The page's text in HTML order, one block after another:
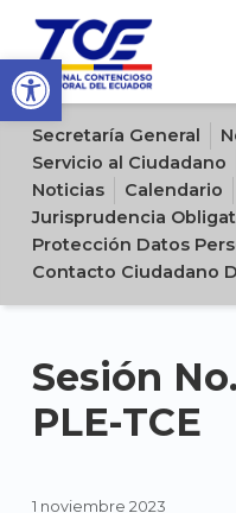
Open toolbar
Sitio oficial del Tribunal Contencioso Electoral del Ecuador
Secretaría General
Servicio al Ciudadano
Noticias
Calendario
Jurisprudencia
Protección Datos
Contacto Ciudadano
Sesión
PLE-TCE
1 noviembre 2023